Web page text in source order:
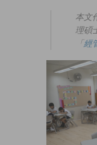
本文
理碩
「經